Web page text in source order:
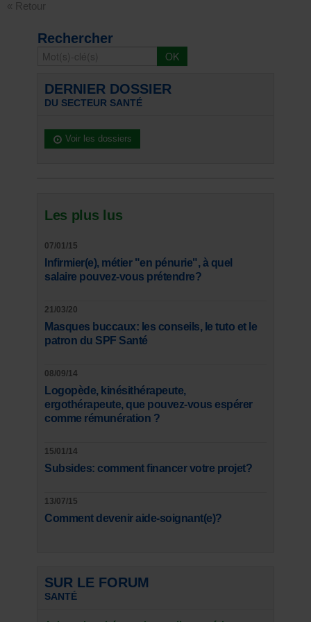
« Retour
Rechercher
DERNIER DOSSIER
DU SECTEUR SANTÉ
Voir les dossiers
Les plus lus
07/01/15
Infirmier(e), métier "en pénurie", à quel
salaire pouvez-vous prétendre?
21/03/20
Masques buccaux: les conseils, le tuto et le
patron du SPF Santé
08/09/14
Logopède, kinésithérapeute,
ergothérapeute, que pouvez-vous espérer
comme rémunération ?
15/01/14
Subsides: comment financer votre projet?
13/07/15
Comment devenir aide-soignant(e)?
SUR LE FORUM
SANTÉ